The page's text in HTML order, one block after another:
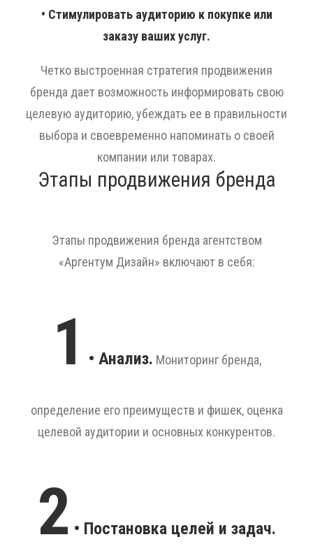
• Стимулировать аудиторию к покупке или
заказу ваших услуг.
Четко выстроенная стратегия продвижения
бренда дает возможность информировать свою
целевую аудиторию, убеждать ее в правильности
выбора и своевременно напоминать о своей
компании или товарах.
Этапы продвижения бренда
Этапы продвижения бренда агентством
«Аргентум Дизайн» включают в себя:
1 • Анализ. Мониторинг бренда,
определение его преимуществ и фишек, оценка
целевой аудитории и основных конкурентов.
2 • Постановка целей и задач.